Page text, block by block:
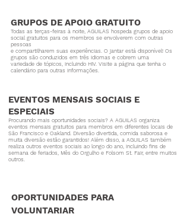
GRUPOS DE APOIO GRATUITO
Todas as terças-feiras à noite, AGUILAS hospeda grupos de apoio
social gratuitos para os membros se envolverem com outras
pessoas
e compartilharem suas experiências. O jantar está disponível! Os
grupos são conduzidos em três idiomas e cobrem uma
variedade de tópicos, incluindo HIV. Visite a página que tenha o
calendário para outras informações.
EVENTOS MENSAIS SOCIAIS E
ESPECIAIS
Procurando mais oportunidades sociais? A AGUILAS organiza
eventos mensais gratuitos para membros em diferentes locais de
São Francisco e Oakland. Diversão divertida, comida saborosa e
muita diversão estão garantidos! Além disso, a AGUILAS também
realiza outros eventos sociais ao longo do ano, incluindo fins de
semana de feriados, Mês do Orgulho e Folsom St. Fair, entre muitos
outros.
OPORTUNIDADES PARA
VOLUNTARIAR